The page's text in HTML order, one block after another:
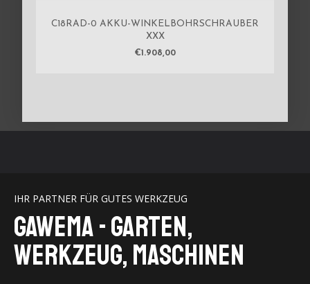
C18RAD-0 AKKU-WINKELBOHRSCHRAUBER
XXX
€ 1.908,00
IHR PARTNER FÜR GUTES WERKZEUG
GaWeMA - Garten,
Werkzeug, Maschinen